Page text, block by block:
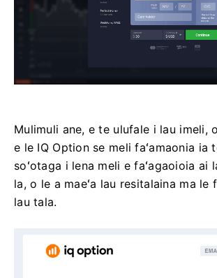
Mulimuli ane, e te ulufale i lau imeli,
e le IQ Option se meli faʻamaonia ia
soʻotaga i lena meli e faʻagaoioia ai
la, o le a maeʻa lau resitalaina ma le
lau tala.